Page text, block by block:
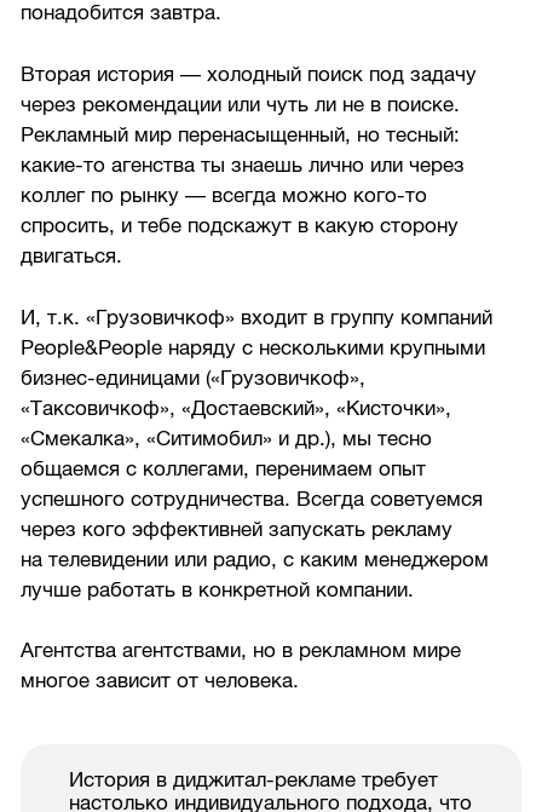
понадобится завтра.
Вторая история — холодный поиск под задачу
через рекомендации или чуть ли не в поиске.
Рекламный мир перенасыщенный, но тесный:
какие-то агенства ты знаешь лично или через
коллег по рынку — всегда можно кого-то
спросить, и тебе подскажут в какую сторону
двигаться.
И, т.к. «Грузовичкоф» входит в группу компаний
People&People наряду с несколькими крупными
бизнес-единицами («Грузовичкоф»,
«Таксовичкоф», «Достаевский», «Кисточки»,
«Смекалка», «Ситимобил» и др.), мы тесно
общаемся с коллегами, перенимаем опыт
успешного сотрудничества. Всегда советуемся
через кого эффективней запускать рекламу
на телевидении или радио, с каким менеджером
лучше работать в конкретной компании.
Агентства агентствами, но в рекламном мире
многое зависит от человека.
История в диджитал-рекламе требует
настолько индивидуального подхода, что